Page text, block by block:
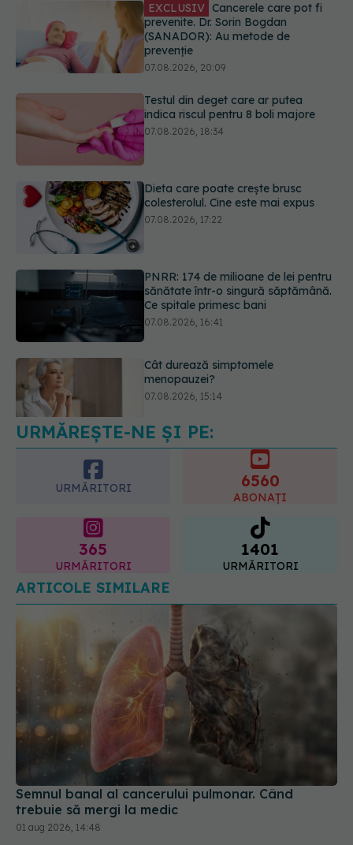
Testul din deget care ar putea
indica riscul pentru 8 boli majore
07.08.2026, 18:34
Dieta care poate crește brusc
colesterolul. Cine este mai expus
07.08.2026, 17:22
PNRR: 174 de milioane de lei pentru
sănătate într-o singură săptămână.
Ce spitale primesc bani
Cât durează simptomele
menopauzei?
07.08.2026, 15:14
EXCLUSIV Cancerele care pot fi
prevenite. Dr. Sorin Bogdan
(SANADOR): Au metode de
prevenție
URMĂREȘTE-NE ȘI PE:
URMĂRITORI
365
URMĂRITORI
1401
URMĂRITORI
Semnul banal al cancerului pulmonar. Când
trebuie să mergi la medic